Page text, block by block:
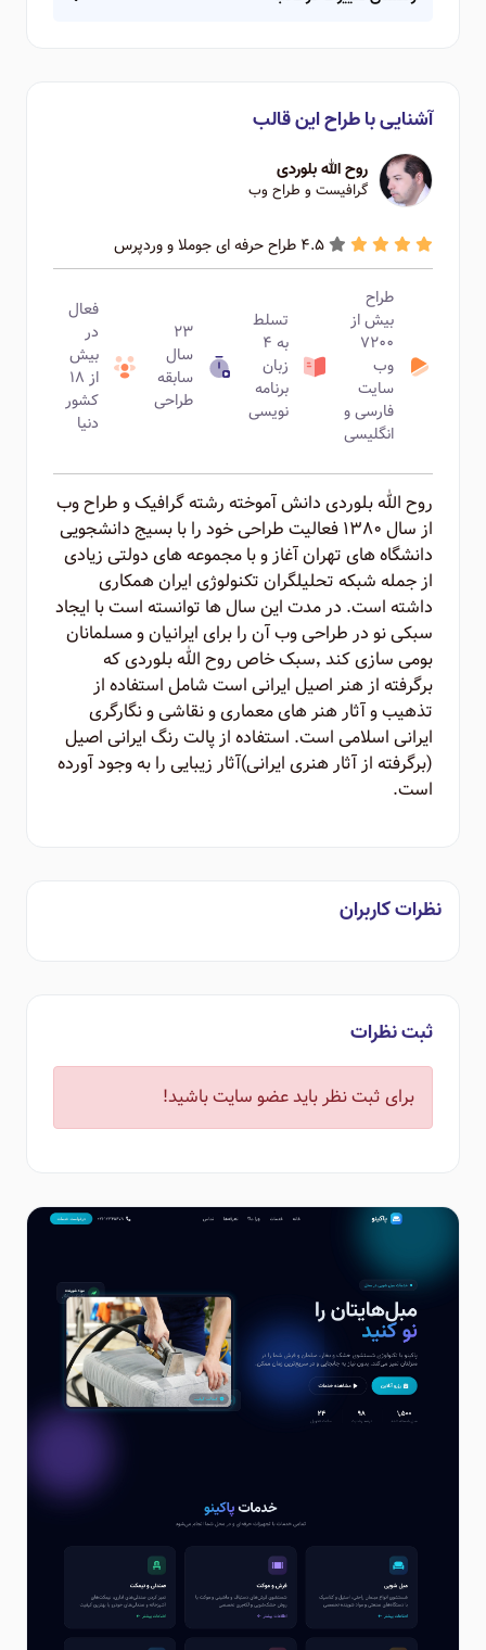
آشنایی با طراح این قالب
روح الله بلوردی
گرافیست و طراح وب
4.5 طراح حرفه ای جوملا و وردپرس
طراح
بیش از
۷۲۰۰
وب
سایت
فارسی و
انگلیسی
تسلط
به ۴
زبان
برنامه
نویسی
۲۳
سال
سابقه
طراحی
فعال
در
بیش
از ۱۸
کشور
دنیا
روح الله بلوردی دانش آموخته رشته گرافیک و طراح وب
از سال ۱۳۸۰ فعالیت طراحی خود را با بسیج دانشجویی
دانشگاه های تهران آغاز و با مجموعه های دولتی زیادی
از جمله شبکه تحلیلگران تکنولوژی ایران همکاری
داشته است. در مدت این سال ها توانسته است با ایجاد
سبکی نو در طراحی وب آن را برای ایرانیان و مسلمانان
بومی سازی کند ٬‌سبک خاص روح الله بلوردی که
برگرفته از هنر اصیل ایرانی است شامل استفاده از
تذهیب و آثار هنر های معماری و نقاشی و نگارگری
ایرانی اسلامی است. استفاده از پالت رنگ ایرانی اصیل
(برگرفته از آثار هنری ایرانی)‌آثار زیبایی را به وجود آورده
است.
نظرات کاربران
ثبت نظرات
برای ثبت نظر باید عضو سایت باشید!